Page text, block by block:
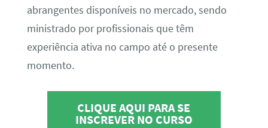
abrangentes disponíveis no mercado, sendo
ministrado por profissionais que têm
experiência ativa no campo até o presente
momento.
CLIQUE AQUI PARA SE
INSCREVER NO CURSO